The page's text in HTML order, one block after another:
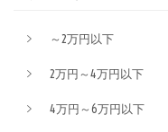
～2万円以下
2万円～4万円以下
4万円～6万円以下